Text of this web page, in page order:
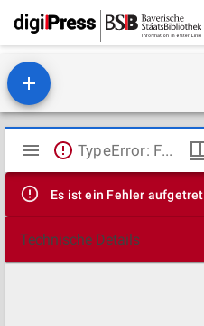
Mirador
Viewer
TypeError: Failed to fetch
Es ist ein Fehler
Technische Details